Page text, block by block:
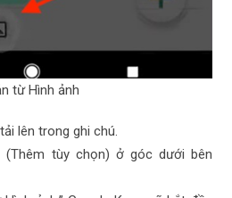
từ Hình ảnh
lên trong ghi chú.
(Thêm tùy chọn) ở góc dưới bên